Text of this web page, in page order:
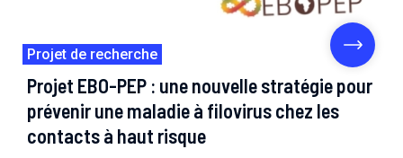
Projet de recherche
Projet EBO-PEP : une nouvelle stratégie pour
prévenir une maladie à filovirus chez les
contacts à haut risque